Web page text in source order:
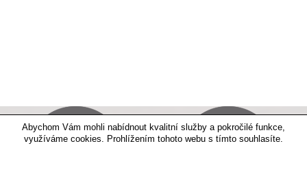
Abychom Vám mohli nabídnout kvalitní služby a pokročilé funkce,
využíváme cookies. Prohlížením tohoto webu s tímto souhlasíte.